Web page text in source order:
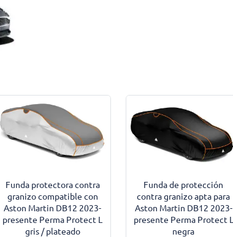
Funda protectora contra
granizo compatible con
Aston Martin DB12 2023-
presente Perma Protect L
gris / plateado
Funda de protección
contra granizo apta para
Aston Martin DB12 2023-
presente Perma Protect L
negra